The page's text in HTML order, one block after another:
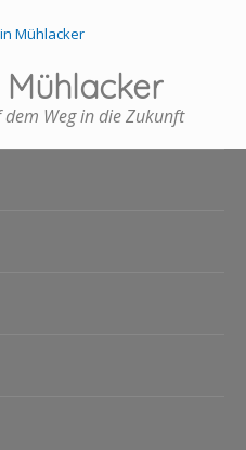
Mühlacker
Weg in die Zukunft